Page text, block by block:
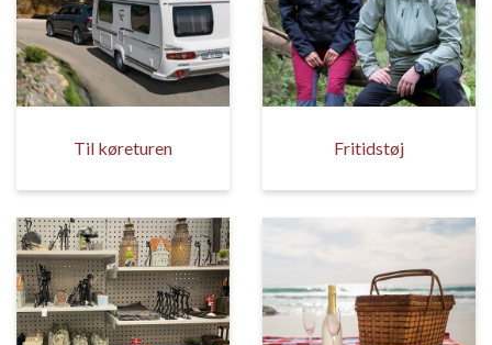
Til køreturen Fritidstøj